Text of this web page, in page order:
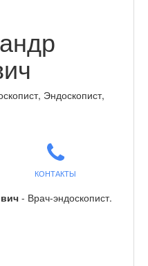
Эндоскопист,
КОНТАКТЫ
- Врач-эндоскопист.